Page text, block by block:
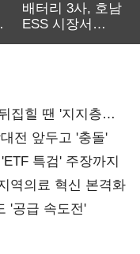
배터리 3사, 호남
ESS 시장서
집힐 땐 '지지층
전 앞두고 '충돌'
특검' 주장까지
역의료 혁신 본격화
'공급 속도전'